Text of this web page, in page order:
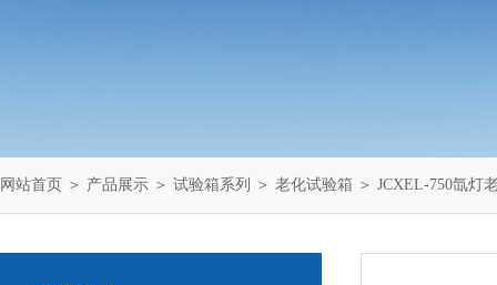
网站首页 ＞ 产品展示 ＞ 试验箱系列 ＞ 老化试验箱 ＞ JCXEL-750氙灯